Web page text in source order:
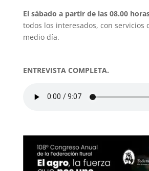
El sábado a partir de las 08.00
todos los interesados, con servicios
medio día.
ENTREVISTA COMPLETA.